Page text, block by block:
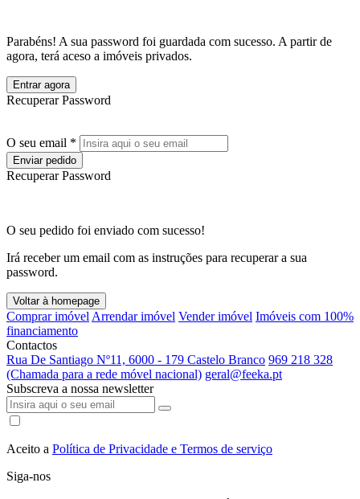
Parabéns! A sua password foi guardada com sucesso. A partir de
agora, terá aceso a imóveis privados.
Entrar agora
Recuperar Password
O seu email *
Enviar pedido
Recuperar Password
O seu pedido foi enviado com sucesso!
Irá receber um email com as instruções para recuperar a sua
password.
Voltar à homepage
Comprar imóvel Arrendar imóvel Vender imóvel Imóveis com 100%
financiamento
Contactos
Rua De Santiago Nº11, 6000 - 179 Castelo Branco 969 218 328
(Chamada para a rede móvel nacional) geral@feeka.pt
Subscreva a nossa newsletter
Aceito a Política de Privacidade e Termos de serviço
Siga-nos